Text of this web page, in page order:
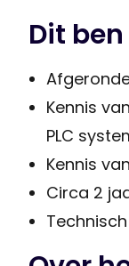
Dit
Kennis
PLC
Kennis
Circa 2